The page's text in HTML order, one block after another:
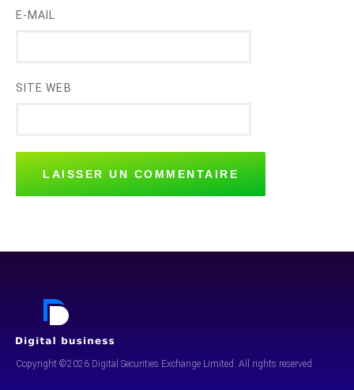
E-MAIL
SITE WEB
Copyright ©2026 Digital Securities Exchange Limited. All rights reserved.